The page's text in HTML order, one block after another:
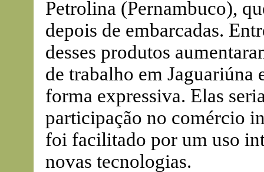
Petrolina (Pernambuco),
depois de embarcadas.
desses produtos
de trabalho em Jaguariúna
forma expressiva. Elas
participação no comércio
foi facilitado por um uso
novas tecnologias.